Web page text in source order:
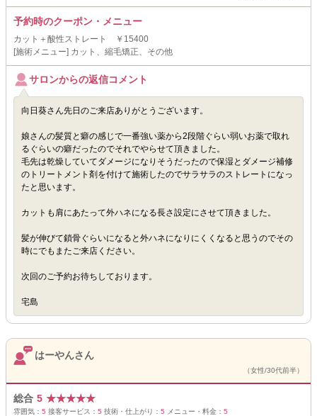
予約時のクーポン・メニュー
カット＋酸性ストレート ￥15400
[施術メニュー] カット、縮毛矯正、その他
サロンからの返信コメント
向日葵さん先日のご来店ありがとうございます。
娘さんの髪質と癖の感じで一番強い薬から2段階ぐらい弱いお薬で取れ
るぐらいの癖だったのでそれでやらせて頂きました。
毛先は乾燥していてダメージになりそうだったので保湿とダメージ補修
のトリートメント剤を付けて施術したのでサラサラのストレートになっ
たと思います。
カットも肩にあたって外ハネになる長さ設定にさせて頂きました。
髪が伸びて鎖骨ぐらいになると外ハネになりにくくなると思うのでその
時にでもまたご来店ください。
次回のご予約お待ちしております。
宅島
はーやんさん
（女性/30代前半）
総合 5 ★★★★★
雰囲気： 5 接客サービス： 5 技術・仕上がり： 5 メニュー・料金： 5